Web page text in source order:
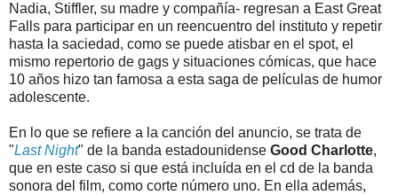
Nadia, Stiffler, su madre y compañía- regresan a East Great
Falls para participar en un reencuentro del instituto y repetir
hasta la saciedad, como se puede atisbar en el spot, el
mismo repertorio de gags y situaciones cómicas, que hace
10 años hizo tan famosa a esta saga de películas de humor
adolescente.
En lo que se refiere a la canción del anuncio, se trata de
"Last Night" de la banda estadounidense Good Charlotte,
que en este caso si que está incluída en el cd de la banda
sonora del film, como corte número uno. En ella además,